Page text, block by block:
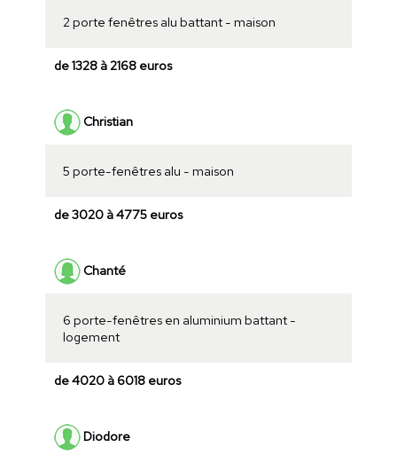
2 porte fenêtres alu battant - maison
de 1328 à 2168 euros
Christian
5 porte-fenêtres alu - maison
de 3020 à 4775 euros
Chanté
6 porte-fenêtres en aluminium battant -
logement
de 4020 à 6018 euros
Diodore